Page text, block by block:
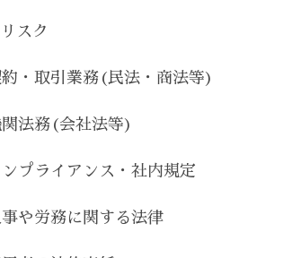
スク
約・取引業務(民法・商法等)
法務(会社法等)
ンプライアンス・社内規定
事や労務に関する法律